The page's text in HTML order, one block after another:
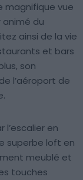
magnifique vue
animé du
ainsi de la vie
et bars
son
l’aéroport de
l’escalier en
superbe loft en
meublé et
touches